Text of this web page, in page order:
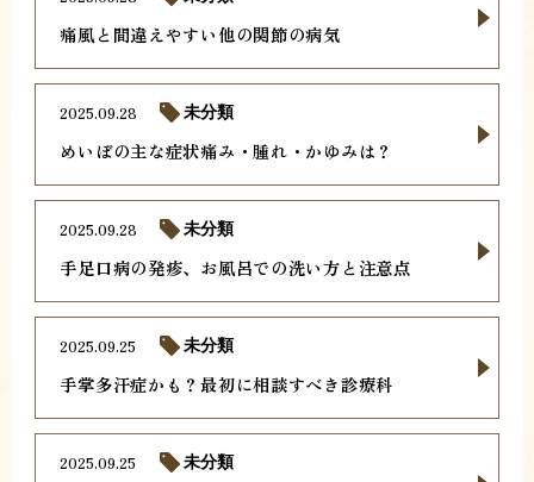
痛風と間違えやすい他の関節の病気
めいぼの主な症状痛み・腫れ・かゆみは？
2025.09.28 未分類
手足口病の発疹、お風呂での洗い方と注意点
2025.09.28 未分類
手掌多汗症かも？最初に相談すべき診療科
2025.09.25 未分類
2025.09.25 未分類